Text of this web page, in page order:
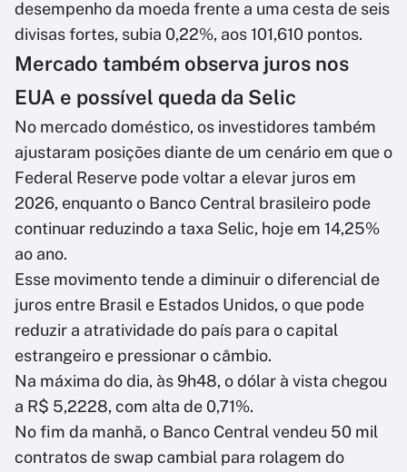
desempenho da moeda frente a uma cesta de seis
divisas fortes, subia 0,22%, aos 101,610 pontos.
Mercado também observa juros nos
EUA e possível queda da Selic
No mercado doméstico, os investidores também
ajustaram posições diante de um cenário em que o
Federal Reserve pode voltar a elevar juros em
2026, enquanto o Banco Central brasileiro pode
continuar reduzindo a taxa Selic, hoje em 14,25%
ao ano.
Esse movimento tende a diminuir o diferencial de
juros entre Brasil e Estados Unidos, o que pode
reduzir a atratividade do país para o capital
estrangeiro e pressionar o câmbio.
Na máxima do dia, às 9h48, o dólar à vista chegou
a R$ 5,2228, com alta de 0,71%.
No fim da manhã, o Banco Central vendeu 50 mil
contratos de swap cambial para rolagem do